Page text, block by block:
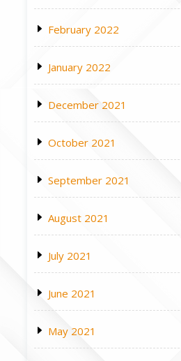
February 2022
January 2022
December 2021
October 2021
September 2021
August 2021
July 2021
June 2021
May 2021